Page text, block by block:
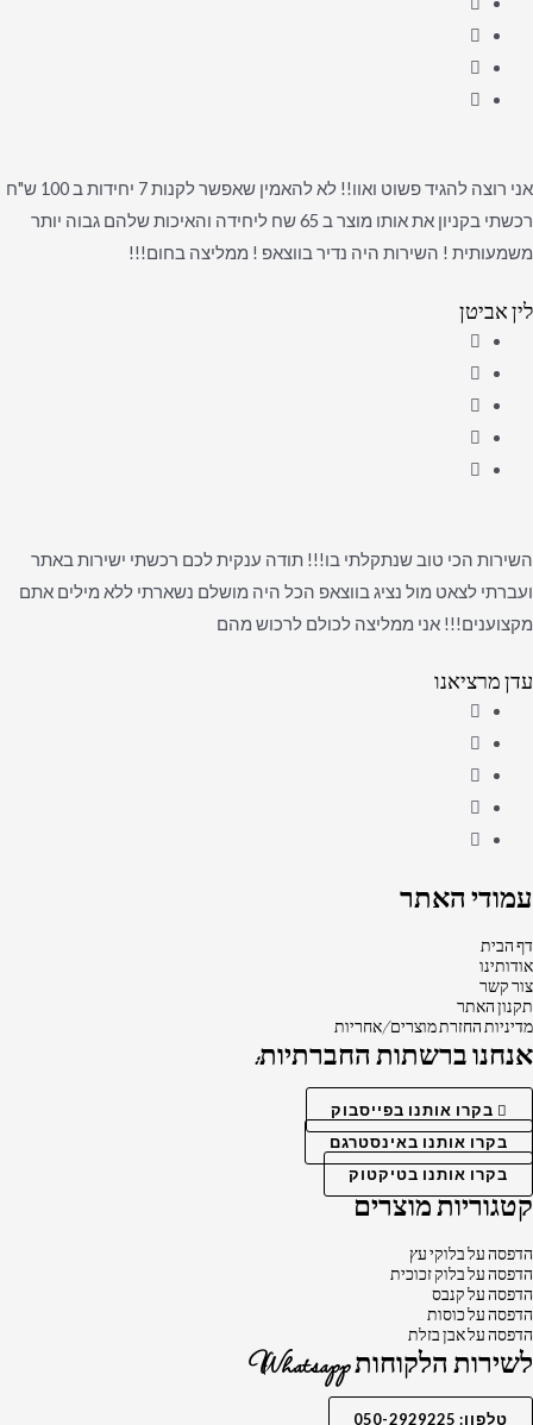
אני רוצה להגיד פשוט ואוו!! לא להאמין שאפשר לקנות 7 יחידות ב 100 ש"ח
רכשתי בקניון את אותו מוצר ב 65 שח ליחידה והאיכות שלהם גבוה יותר
משמעותית ! השירות היה נדיר בווצאפ ! ממליצה בחום!!!
לין אביטן
השירות הכי טוב שנתקלתי בו!!! תודה ענקית לכם רכשתי ישירות באתר
ועברתי לצאט מול נציג בווצאפ הכל היה מושלם נשארתי ללא מילים אתם
מקצוענים!!! אני ממליצה לכולם לרכוש מהם
עדן מרציאנו
עמודי האתר
דף הבית
אודותינו
צור קשר
תקנון האתר
מדיניות החזרת מוצרים/אחריות
אנחנו ברשתות החברתיות:
בקרו אותנו בפייסבוק
בקרו אותנו באינסטרגם
בקרו אותנו בטיקטוק
קטגוריות מוצרים
הדפסה על בלוקי עץ
הדפסה על בלוק זכוכית
הדפסה על קנבס
הדפסה על כוסות
הדפסה על אבן בזלת
לשירות הלקוחות Whatsapp
טלפון: 050-2929225